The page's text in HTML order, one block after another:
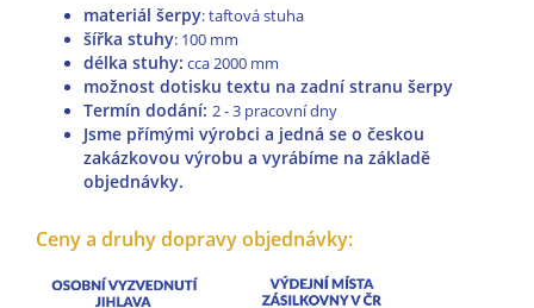
materiál šerpy: taftová stuha
šířka stuhy: 100 mm
délka stuhy: cca2000 mm
možnost dotisku textu na zadní stranu šerpy
Termín dodání: 2 - 3 pracovní dny
Jsme přímými výrobci a jedná se o českou
zakázkovou výrobu a vyrábíme na základě
objednávky.
Ceny a druhy dopravy objednávky: